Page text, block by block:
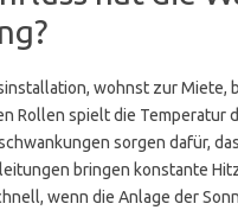
wohnst zur Miete,
Rollen spielt die Temperatur
sorgen dafür,
bringen konstante
wenn die Anlage der